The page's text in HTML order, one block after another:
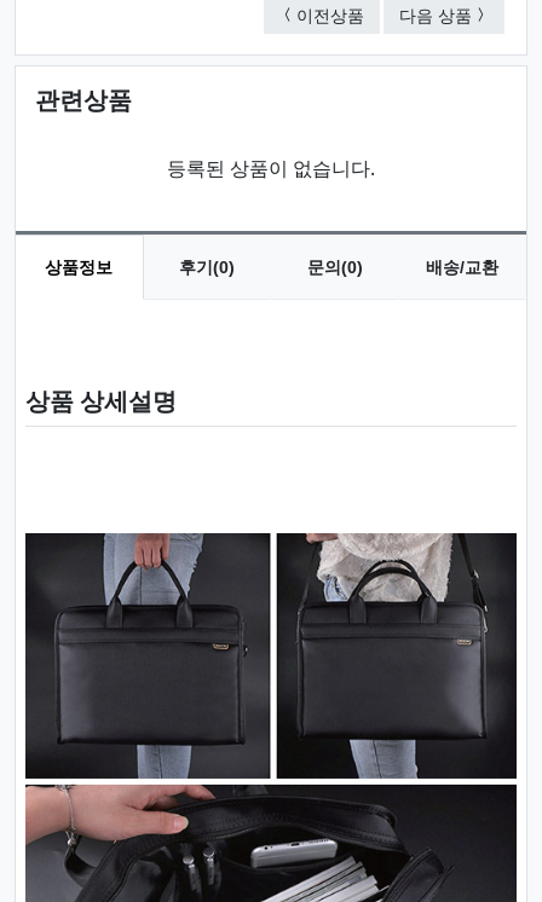
이전상품 GB-452 비지니스 서
다음 상품 6807 비
관련상품
등록된 상품이 없습니다.
상품정보 후기(0) 문의(0) 배송/교환
상품 상세설명